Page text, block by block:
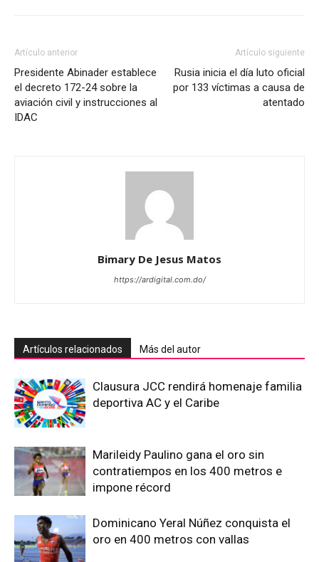
Artículo anterior
Presidente Abinader establece
el decreto 172-24 sobre la
aviación civil y instrucciones al
IDAC
Artículo siguiente
Rusia inicia el día luto oficial
por 133 víctimas a causa de
atentado
Bimary De Jesus Matos
https://ardigital.com.do/
Artículos relacionados Más del autor
Clausura JCC rendirá homenaje familia
deportiva AC y el Caribe
Marileidy Paulino gana el oro sin
contratiempos en los 400 metros e
impone récord
Dominicano Yeral Núñez conquista el
oro en 400 metros con vallas